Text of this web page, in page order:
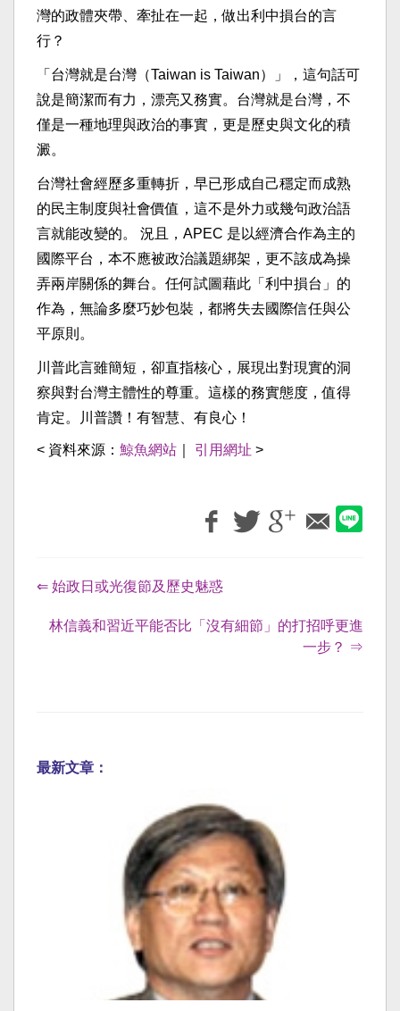
灣的政體夾帶、牽扯在一起，做出利中損台的言
行？
「台灣就是台灣（Taiwan is Taiwan）」，這句話可
說是簡潔而有力，漂亮又務實。台灣就是台灣，不
僅是一種地理與政治的事實，更是歷史與文化的積
澱。
台灣社會經歷多重轉折，早已形成自己穩定而成熟
的民主制度與社會價值，這不是外力或幾句政治語
言就能改變的。 況且，APEC 是以經濟合作為主的
國際平台，本不應被政治議題綁架，更不該成為操
弄兩岸關係的舞台。任何試圖藉此「利中損台」的
作為，無論多麼巧妙包裝，都將失去國際信任與公
平原則。
川普此言雖簡短，卻直指核心，展現出對現實的洞
察與對台灣主體性的尊重。這樣的務實態度，值得
肯定。川普讚！有智慧、有良心！
< 資料來源： 鯨魚網站 引用網址 >
⇐ 始政日或光復節及歷史魅惑
林信義和習近平能否比「沒有細節」的打招呼更進
一步？ ⇒
最新文章：